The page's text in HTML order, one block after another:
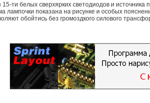
ти белых сверхярких светодиодов и
показана на рисунке и особых
обойтись без громоздкого силового